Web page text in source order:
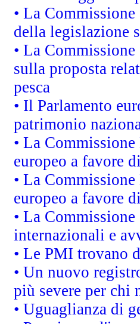
• La
della legislazione
• La
sulla proposta
pesca
• Il Parlamento
patrimonio
• La
europeo a favore
• La
europeo a favore
• La
internazionali e
• Le PMI trovano
• Un nuovo
più severe per chi
• Uguaglianza di